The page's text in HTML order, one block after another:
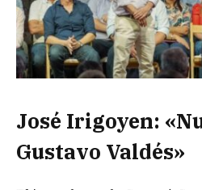
José Irigoyen:
Gustavo Valdés»